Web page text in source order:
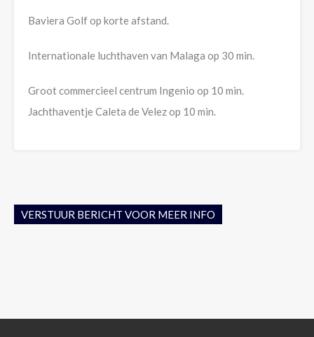
Baviera Golf op korte afstand.
Internationale luchthaven van Malaga op 30 min.
Groot commercieel centrum Ingenio op 10 min.
Jachthaventje Caleta de Velez op 10 min.
VERSTUUR BERICHT VOOR MEER INFO